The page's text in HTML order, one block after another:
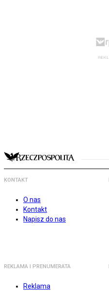
KONTAKT
O nas
Kontakt
Napisz do nas
REKLAMA I PRENUMERATA
Reklama